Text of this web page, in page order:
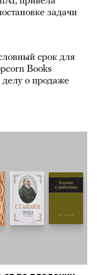
задачи
срок для
Books
о продаже